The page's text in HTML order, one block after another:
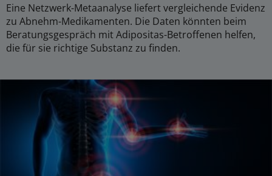
Eine Netzwerk-Metaanalyse liefert vergleichende Evidenz
zu Abnehm-Medikamenten. Die Daten könnten beim
Beratungsgespräch mit Adipositas-Betroffenen helfen,
die für sie richtige Substanz zu finden.